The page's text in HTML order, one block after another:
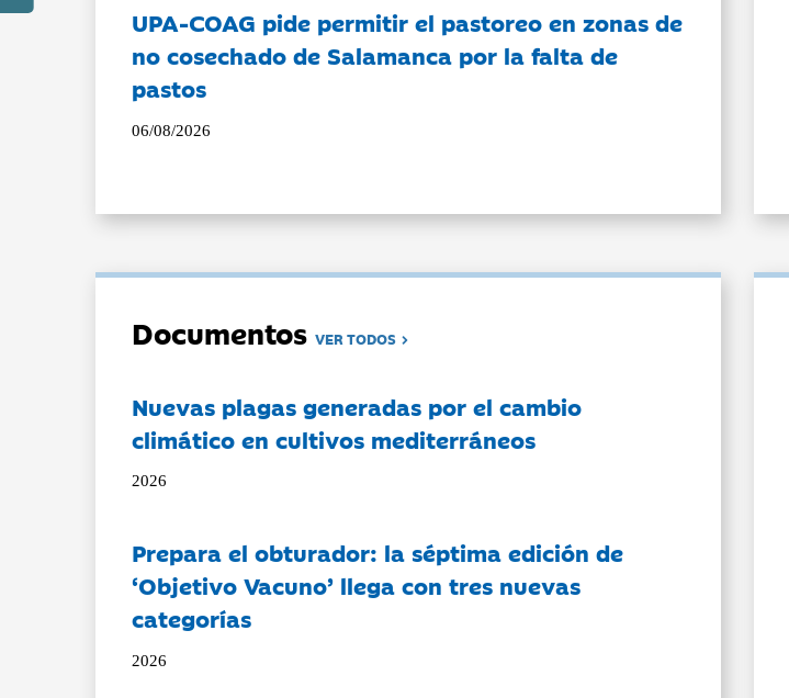
UPA-COAG pide permitir el pastoreo en zonas de
no cosechado de Salamanca por la falta de
pastos
06/08/2026
DocumentosVER TODOS
Nuevas plagas generadas por el cambio
climático en cultivos mediterráneos
2026
Prepara el obturador: la séptima edición de
‘Objetivo Vacuno’ llega con tres nuevas
categorías
2026